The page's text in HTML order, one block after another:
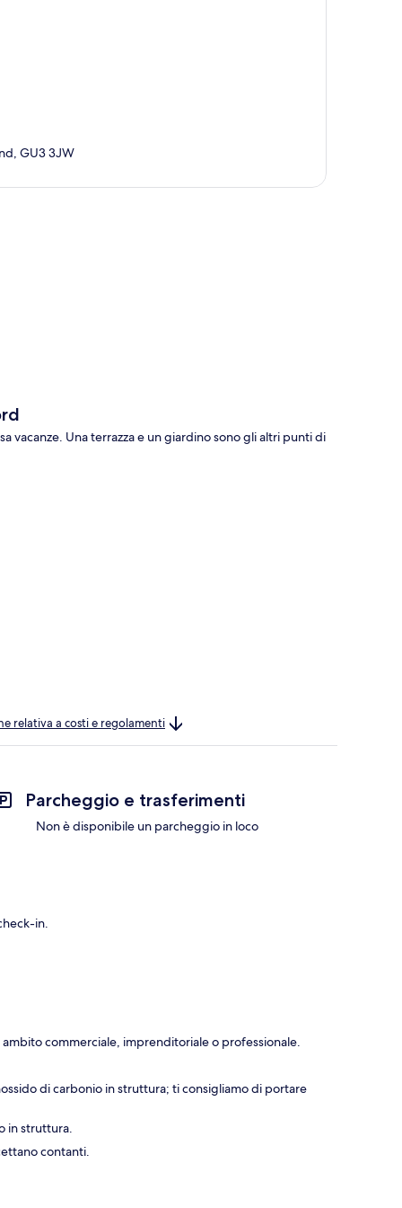
GU3 3JW
vacanze. Una terrazza e un giardino sono gli altri punti di
relativa a costi e regolamenti
Parcheggio e trasferimenti
Non è disponibile un parcheggio in loco
in.
commerciale, imprenditoriale o professionale.
di carbonio in struttura; ti consigliamo di portare
in struttura.
contanti.